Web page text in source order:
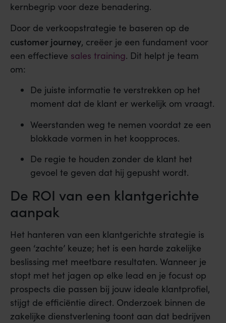
kernbegrip voor deze benadering.
Door de verkoopstrategie te baseren op de
customer journey, creëer je een fundament voor
een effectieve sales training. Dit helpt je team
om:
De juiste informatie te verstrekken op het
moment dat de klant er werkelijk om vraagt.
Weerstanden weg te nemen voordat ze een
blokkade vormen in het koopproces.
De regie te houden zonder de klant het
gevoel te geven dat hij gepusht wordt.
De ROI van een klantgerichte
aanpak
Het hanteren van een klantgerichte strategie is
geen ‘zachte’ keuze; het is een harde zakelijke
beslissing met meetbare resultaten. Wanneer je
stopt met het jagen op elke lead en je focust op
prospects die passen bij jouw ideale klantprofiel,
stijgt de efficiëntie direct. Onderzoek binnen de
zakelijke dienstverlening toont aan dat bedrijven